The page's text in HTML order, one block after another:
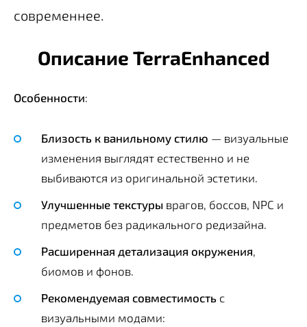
современнее.
Описание TerraEnhanced
Особенности:
Близость к ванильному стилю — визуальные
изменения выглядят естественно и не
выбиваются из оригинальной эстетики.
Улучшенные текстуры врагов, боссов, NPC и
предметов без радикального редизайна.
Расширенная детализация окружения
биомов и фонов.
Рекомендуемая совместимость с
визуальными модами: